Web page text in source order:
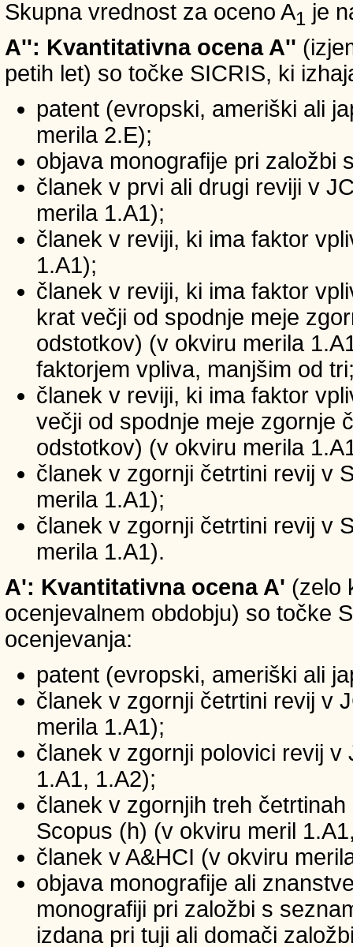
Skupna vrednost za oceno A1 je
A'': Kvantitativna ocena A''
petih let) so točke SICRIS, ki
patent (evropski, ameriški ali
merila 2.E);
objava monografije pri založbi
članek v prvi ali drugi reviji v
merila 1.A1);
članek v reviji, ki ima faktor
1.A1);
članek v reviji, ki ima faktor
krat večji od spodnje meje
odstotkov) (v okviru merila
faktorjem vpliva, manjšim od
članek v reviji, ki ima faktor
večji od spodnje meje zgornje
odstotkov) (v okviru merila
članek v zgornji četrtini revij v
merila 1.A1);
članek v zgornji četrtini revij v
merila 1.A1).
A': Kvantitativna ocena A' (zelo
ocenjevalnem obdobju) so točke
ocenjevanja:
patent (evropski, ameriški ali
članek v zgornji četrtini revij v
merila 1.A1);
članek v zgornji polovici revij
1.A1, 1.A2);
članek v zgornjih treh
Scopus (h) (v okviru meril
članek v A&HCI (v okviru
objava monografije ali
monografiji pri založbi s
izdana pri tuji ali domači